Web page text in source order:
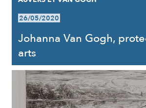
26/05/2020
Johanna Van Gogh,
arts